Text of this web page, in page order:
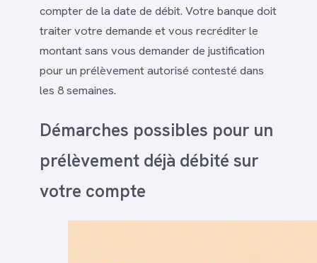
compter de la date de débit. Votre banque doit
traiter votre demande et vous recréditer le
montant sans vous demander de justification
pour un prélèvement autorisé contesté dans
les 8 semaines.
Démarches possibles pour un
prélèvement déjà débité sur
votre compte